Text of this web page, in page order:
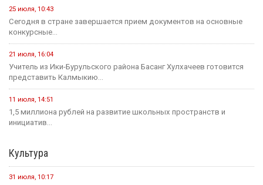
25 июля, 10:43
Сегодня в стране завершается прием документов на основные
конкурсные...
21 июля, 16:04
Учитель из Ики-Бурульского района Басанг Хулхачеев готовится
представить Калмыкию...
11 июля, 14:51
1,5 миллиона рублей на развитие школьных пространств и
инициатив...
Культура
31 июля, 10:17